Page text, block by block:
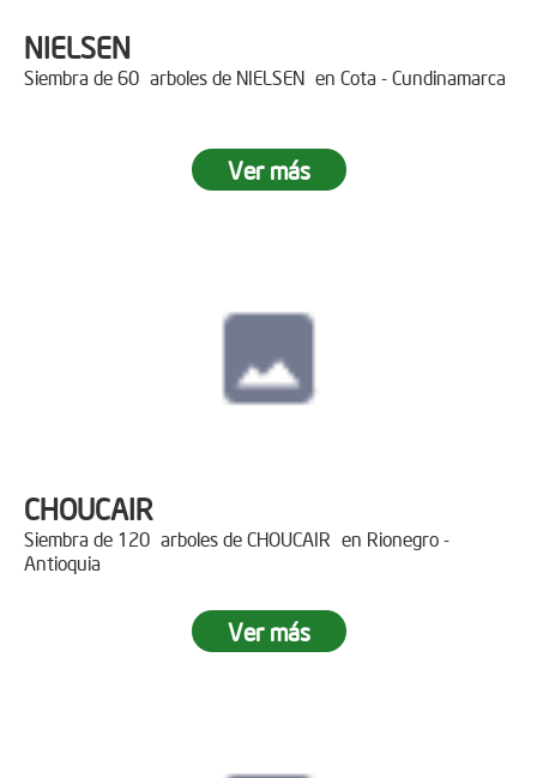
NIELSEN
Siembra de 60 arboles de NIELSEN en Cota - Cundinamarca
Ver más
CHOUCAIR
Siembra de 120 arboles de CHOUCAIR en Rionegro -
Antioquia
Ver más